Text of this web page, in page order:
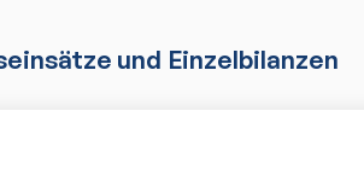
und Einzelbilanzen